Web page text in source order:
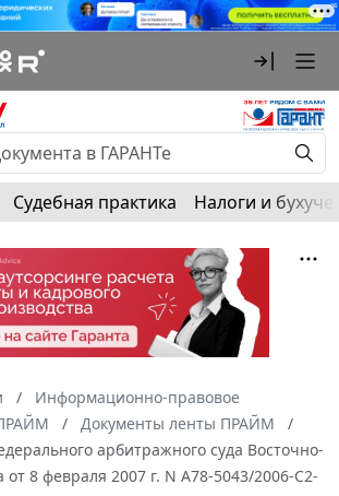
Судебная практика Налоги и
Информационно-правовое
Документы ленты ПРАЙМ
арбитражного суда Восточно-
от 8 февраля 2007 г. N А78-5043/2006-С2-